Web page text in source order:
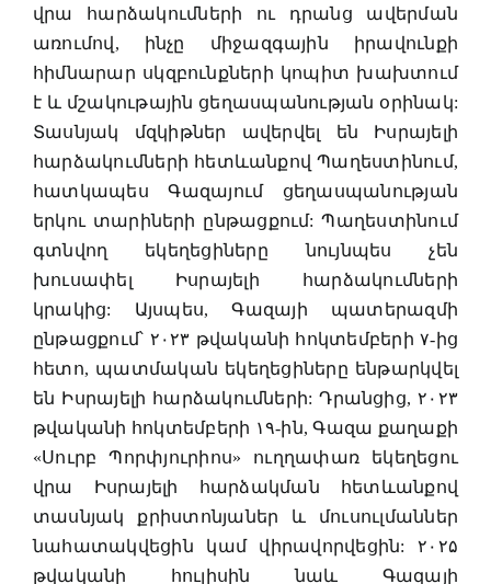
վրա հարձակումների ու դրանց ավերման
առումով, ինչը միջազգային իրավունքի
հիմնարար սկզբունքների կոպիտ խախտում
է և մշակութային ցեղասպանության օրինակ:
Տասնյակ մզկիթներ ավերվել են Իսրայելի
հարձակումների հետևանքով Պաղեստինում,
հատկապես Գազայում ցեղասպանության
երկու տարիների ընթացքում: Պաղեստինում
գտնվող եկեղեցիները նույնպես չեն
խուսափել Իսրայելի հարձակումների
կրակից: Այսպես, Գազայի պատերազմի
ընթացքում՝ ۲۰۲۳ թվականի հոկտեմբերի ۷-ից
հետո, պատմական եկեղեցիները ենթարկվել
են Իսրայելի հարձակումների: Դրանցից, ۲۰۲۳
թվականի հոկտեմբերի ۱۹-ին, Գազա քաղաքի
«Սուրբ Պորփյուրիոս» ուղղափառ եկեղեցու
վրա Իսրայելի հարձակման հետևանքով
տասնյակ քրիստոնյաներ և մուսուլմաններ
նահատակվեցին կամ վիրավորվեցին: ۲۰۲۵
թվականի հուլիսին նաև Գազայի